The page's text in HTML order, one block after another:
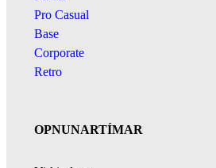
Pro Casual
Base
Corporate
Retro
OPNUNARTÍMAR